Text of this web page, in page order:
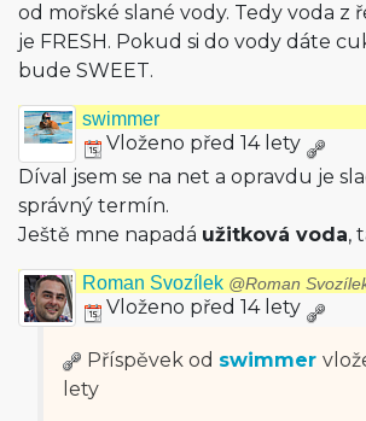
od mořské slané vody. Tedy voda z
je FRESH. Pokud si do vody dáte
bude SWEET.
swimmer
Vloženo před 14 lety
Díval jsem se na net a opravdu je
správný termín.
Ještě mne napadá užitková voda,
Roman Svozílek @Roman
Vloženo před 14 lety
Příspěvek od swimmer
lety